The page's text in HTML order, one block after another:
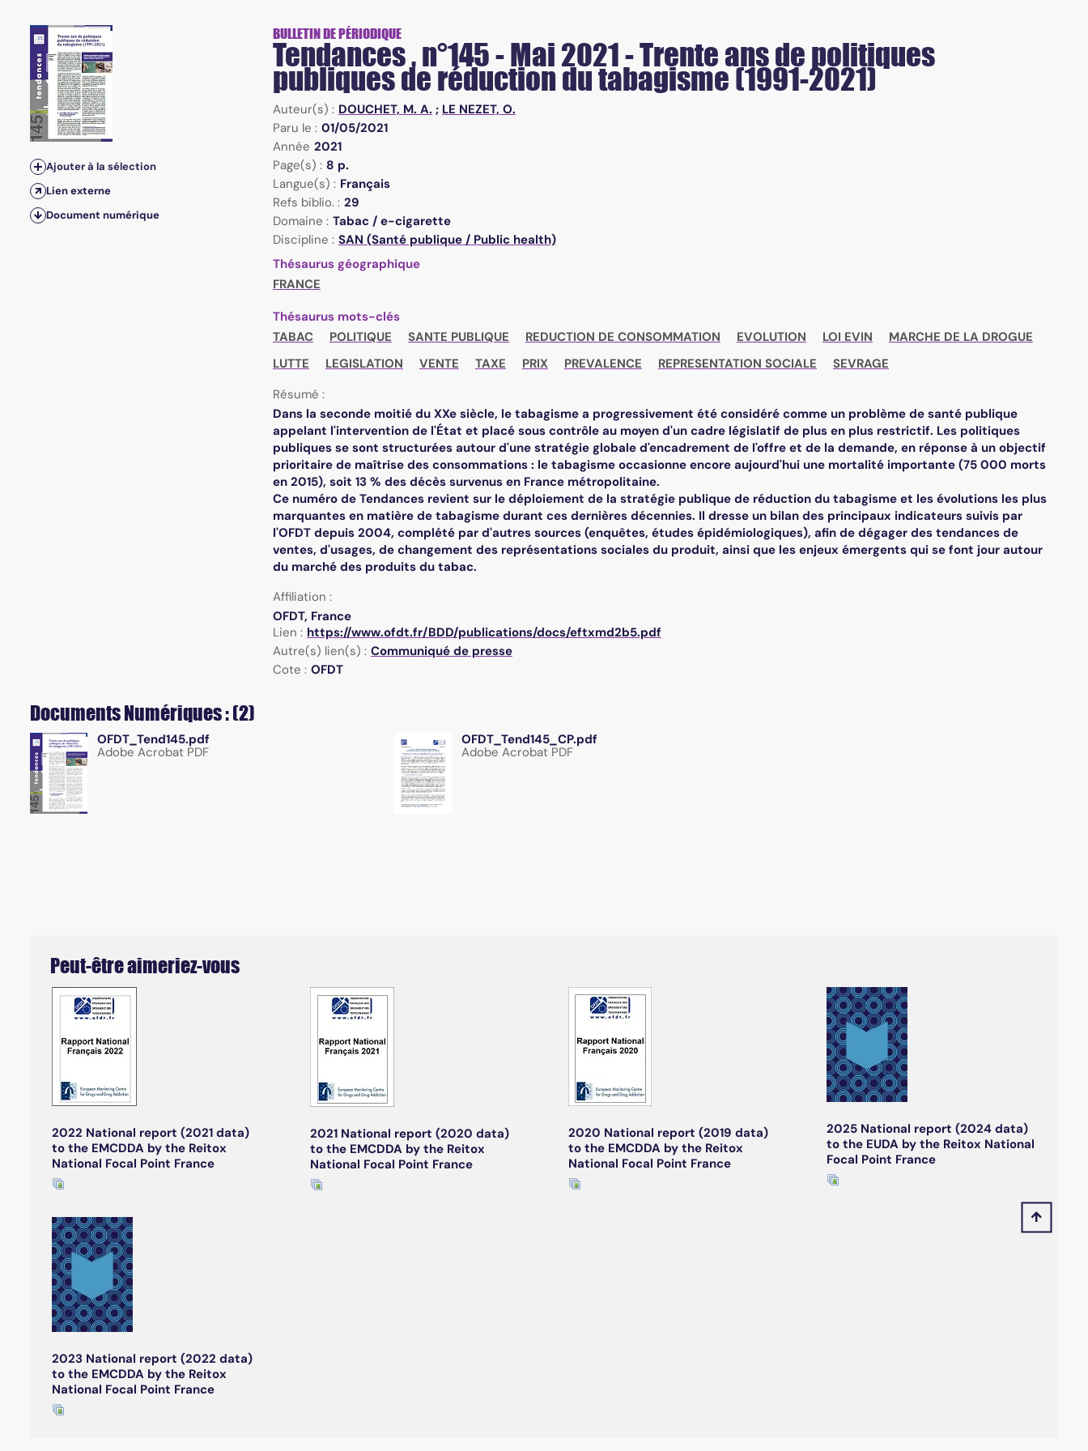
n°145 - Mai 2021 - Trente ans de politiques publiques de réduction du tabagisme (1991-2021)
Ajouter à la sélection
Lien externe
Document numérique
BULLETIN DE PÉRIODIQUE
Tendances , n°145 - Mai 2021 - Trente ans de politiques
publiques de réduction du tabagisme (1991-2021)
Auteur(s) : DOUCHET, M. A. ; LE NEZET, O.
Paru le : 01/05/2021
Année 2021
Page(s) : 8 p.
Langue(s) : Français
Refs biblio. : 29
Domaine : Tabac / e-cigarette
Discipline : SAN (Santé publique / Public health)
Thésaurus géographique
FRANCE
Thésaurus mots-clés
TABAC
POLITIQUE SANTE PUBLIQUE REDUCTION DE CONSOMMATION EVOLUTION LOI EVIN
MARCHE DE LA DROGUE
LUTTE
LEGISLATION VENTE TAXE PRIX PREVALENCE REPRESENTATION SOCIALE
SEVRAGE
Résumé :
Dans la seconde moitié du XXe siècle, le tabagisme a progressivement été considéré comme un problème de santé publique
appelant l'intervention de l'État et placé sous contrôle au moyen d'un cadre législatif de plus en plus restrictif. Les politiques
publiques se sont structurées autour d'une stratégie globale d'encadrement de l'offre et de la demande, en réponse à un objectif
prioritaire de maîtrise des consommations : le tabagisme occasionne encore aujourd'hui une mortalité importante (75 000 morts
en 2015), soit 13 % des décès survenus en France métropolitaine.
Ce numéro de Tendances revient sur le déploiement de la stratégie publique de réduction du tabagisme et les évolutions les plus
marquantes en matière de tabagisme durant ces dernières décennies. Il dresse un bilan des principaux indicateurs suivis par
l'OFDT depuis 2004, complété par d'autres sources (enquêtes, études épidémiologiques), afin de dégager des tendances de
ventes, d'usages, de changement des représentations sociales du produit, ainsi que les enjeux émergents qui se font jour autour
du marché des produits du tabac.
Affiliation :
OFDT, France
Lien : https://www.ofdt.fr/BDD/publications/docs/eftxmd2b5.pdf
Autre(s) lien(s) : Communiqué de presse
Cote : OFDT
Documents Numériques : (2)
OFDT_Tend145.pdf
Adobe Acrobat PDF
OFDT_Tend145_CP.pdf
Adobe Acrobat PDF
Peut-être aimeriez-vous
2022 National report (2021 data)
to the EMCDDA by the Reitox
National Focal Point France
2021 National report (2020 data)
to the EMCDDA by the Reitox
National Focal Point France
2020 National report (2019 data)
to the EMCDDA by the Reitox
National Focal Point France
2025 National report (2024 data)
to the EUDA by the Reitox National
Focal Point France
2023 National report (2022 data)
to the EMCDDA by the Reitox
National Focal Point France